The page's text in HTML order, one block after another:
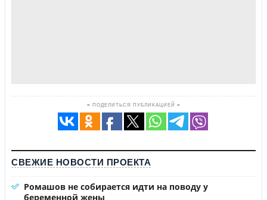
≡ ПОДЕЛИТЬСЯ ПУБЛИКАЦИЕЙ ≡
СВЕЖИЕ НОВОСТИ ПРОЕКТА
Ромашов не собирается идти на поводу у
беременной жены